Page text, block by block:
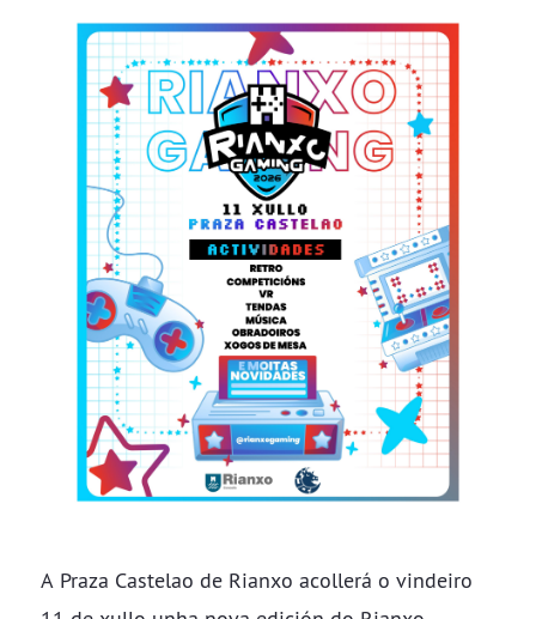
A Praza Castelao de Rianxo acollerá o vindeiro